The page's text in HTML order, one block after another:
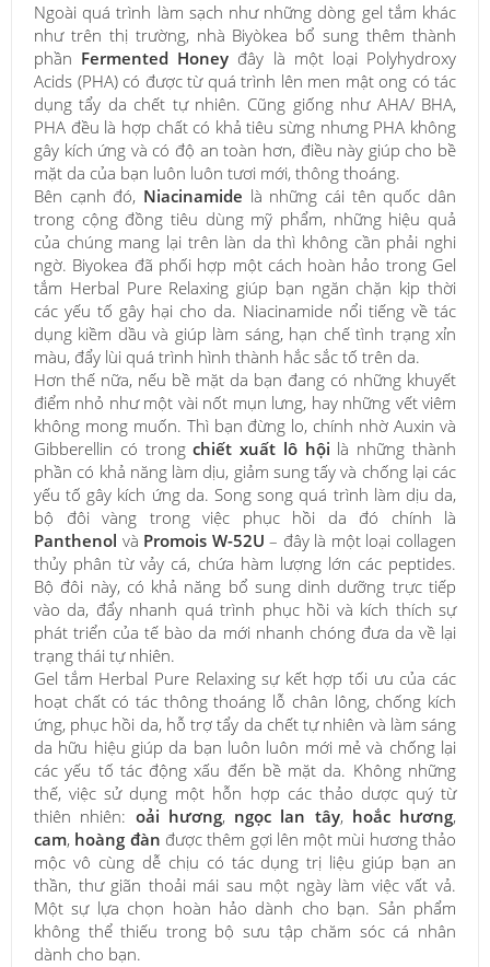
Ngoài quá trình làm sạch như những dòng gel tắm khác
như trên thị trường, nhà Biyòkea bổ sung thêm thành
phần Fermented Honey đây là một loại Polyhydroxy
Acids (PHA) có được từ quá trình lên men mật ong có tác
dụng tẩy da chết tự nhiên. Cũng giống như AHA/ BHA,
PHA đều là hợp chất có khả tiêu sừng nhưng PHA không
gây kích ứng và có độ an toàn hơn, điều này giúp cho bề
mặt da của bạn luôn luôn tươi mới, thông thoáng.
Bên cạnh đó, Niacinamide là những cái tên quốc dân
trong cộng đồng tiêu dùng mỹ phẩm, những hiệu quả
của chúng mang lại trên làn da thì không cần phải nghi
ngờ. Biyokea đã phối hợp một cách hoàn hảo trong Gel
tắm Herbal Pure Relaxing giúp bạn ngăn chặn kịp thời
các yếu tố gây hại cho da. Niacinamide nổi tiếng về tác
dụng kiềm dầu và giúp làm sáng, hạn chế tình trạng xỉn
màu, đẩy lùi quá trình hình thành hắc sắc tố trên da.
Hơn thế nữa, nếu bề mặt da bạn đang có những khuyết
điểm nhỏ như một vài nốt mụn lưng, hay những vết viêm
không mong muốn. Thì bạn đừng lo, chính nhờ Auxin và
Gibberellin có trongchiết xuất lô hội là những thành
phần có khả năng làm dịu, giảm sung tấy và chống lại các
yếu tố gây kích ứng da. Song song quá trình làm dịu da,
bộ đôi vàng trong việc phục hồi da đó chính là
Panthenol và Promois W-52U – đây là một loại collagen
thủy phân từ vảy cá, chứa hàm lượng lớn các peptides.
Bộ đôi này, có khả năng bổ sung dinh dưỡng trực tiếp
vào da, đẩy nhanh quá trình phục hồi và kích thích sự
phát triển của tế bào da mới nhanh chóng đưa da về lại
trạng thái tự nhiên.
Gel tắm Herbal Pure Relaxing sự kết hợp tối ưu của các
hoạt chất có tác thông thoáng lỗ chân lông, chống kích
ứng, phục hồi da, hỗ trợ tẩy da chết tự nhiên và làm sáng
da hữu hiệu giúp da bạn luôn luôn mới mẻ và chống lại
các yếu tố tác động xấu đến bề mặt da. Không những
thế, việc sử dụng một hỗn hợp các thảo dược quý từ
thiên nhiên: oải hương, ngọc lan tây, hoắc hương,
cam, hoàng đàn được thêm gợi lên một mùi hương thảo
mộc vô cùng dễ chịu có tác dụng trị liệu giúp bạn an
thần, thư giãn thoải mái sau một ngày làm việc vất vả.
Một sự lựa chọn hoàn hảo dành cho bạn. Sản phẩm
không thể thiếu trong bộ sưu tập chăm sóc cá nhân
dành cho bạn.